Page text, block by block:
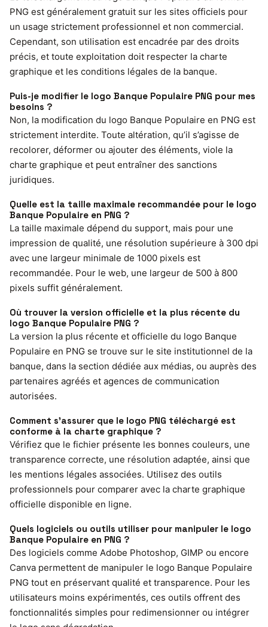
PNG est généralement gratuit sur les sites officiels pour
un usage strictement professionnel et non commercial.
Cependant, son utilisation est encadrée par des droits
précis, et toute exploitation doit respecter la charte
graphique et les conditions légales de la banque.
Puis-je modifier le logo Banque Populaire PNG pour mes
besoins ?
Non, la modification du logo Banque Populaire en PNG est
strictement interdite. Toute altération, qu’il s’agisse de
recolorer, déformer ou ajouter des éléments, viole la
charte graphique et peut entraîner des sanctions
juridiques.
Quelle est la taille maximale recommandée pour le logo
Banque Populaire en PNG ?
La taille maximale dépend du support, mais pour une
impression de qualité, une résolution supérieure à 300 dpi
avec une largeur minimale de 1000 pixels est
recommandée. Pour le web, une largeur de 500 à 800
pixels suffit généralement.
Où trouver la version officielle et la plus récente du
logo Banque Populaire PNG ?
La version la plus récente et officielle du logo Banque
Populaire en PNG se trouve sur le site institutionnel de la
banque, dans la section dédiée aux médias, ou auprès des
partenaires agréés et agences de communication
autorisées.
Comment s’assurer que le logo PNG téléchargé est
conforme à la charte graphique ?
Vérifiez que le fichier présente les bonnes couleurs, une
transparence correcte, une résolution adaptée, ainsi que
les mentions légales associées. Utilisez des outils
professionnels pour comparer avec la charte graphique
officielle disponible en ligne.
Quels logiciels ou outils utiliser pour manipuler le logo
Banque Populaire en PNG ?
Des logiciels comme Adobe Photoshop, GIMP ou encore
Canva permettent de manipuler le logo Banque Populaire
PNG tout en préservant qualité et transparence. Pour les
utilisateurs moins expérimentés, ces outils offrent des
fonctionnalités simples pour redimensionner ou intégrer